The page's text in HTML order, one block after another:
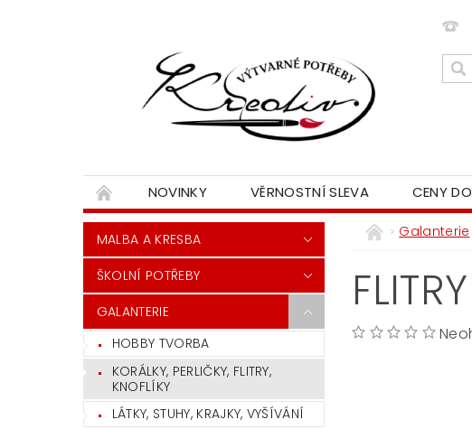
NOVINKY VĚRNOSTNÍ SLEVA CENY
MALBA A KRESBA
ŠKOLNÍ POTŘEBY
GALANTERIE
HOBBY TVORBA
KORÁLKY, PERLIČKY, FLITRY,
KNOFLÍKY
LÁTKY, STUHY, KRAJKY, VYŠÍVÁNÍ
Galanterie